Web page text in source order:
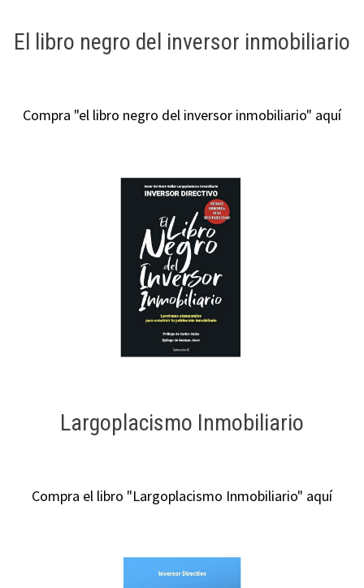
El libro negro del inversor inmobiliario
Compra "el libro negro del inversor inmobiliario" aquí
Largoplacismo Inmobiliario
Compra el libro "Largoplacismo Inmobiliario" aquí